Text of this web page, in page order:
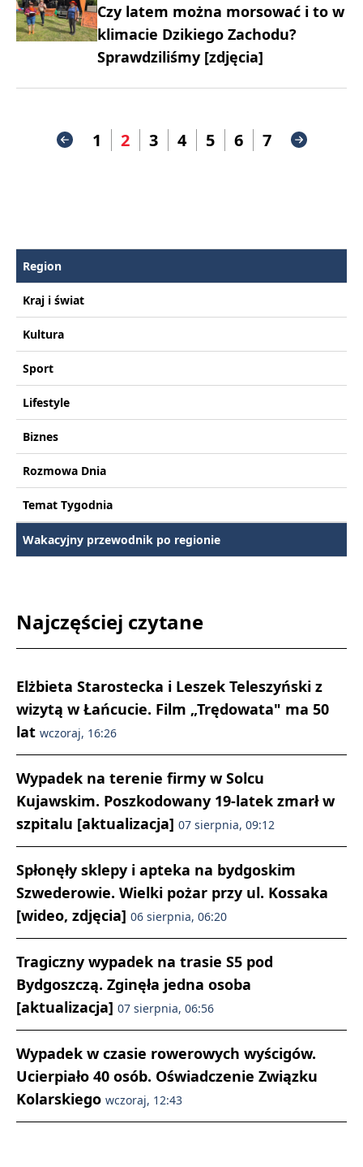
Czy latem można morsować i to w
klimacie Dzikiego Zachodu?
Sprawdziliśmy [zdjęcia]
1 2 3 4 5 6 7
Region
Kraj i świat
Kultura
Sport
Lifestyle
Biznes
Rozmowa Dnia
Temat Tygodnia
Wakacyjny przewodnik po regionie
Najczęściej czytane
Elżbieta Starostecka i Leszek Teleszyński z
wizytą w Łańcucie. Film „Trędowata" ma 50
lat wczoraj, 16:26
Wypadek na terenie firmy w Solcu
Kujawskim. Poszkodowany 19-latek zmarł w
szpitalu [aktualizacja] 07 sierpnia, 09:12
Spłonęły sklepy i apteka na bydgoskim
Szwederowie. Wielki pożar przy ul. Kossaka
[wideo, zdjęcia] 06 sierpnia, 06:20
Tragiczny wypadek na trasie S5 pod
Bydgoszczą. Zginęła jedna osoba
[aktualizacja] 07 sierpnia, 06:56
Wypadek w czasie rowerowych wyścigów.
Ucierpiało 40 osób. Oświadczenie Związku
Kolarskiego wczoraj, 12:43